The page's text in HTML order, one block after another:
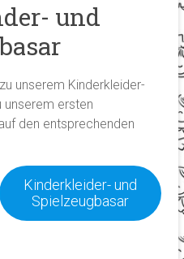
und
unserem Kinderkleider-
unserem ersten
den entsprechenden
Kinderkleider- und
Spielzeugbasar